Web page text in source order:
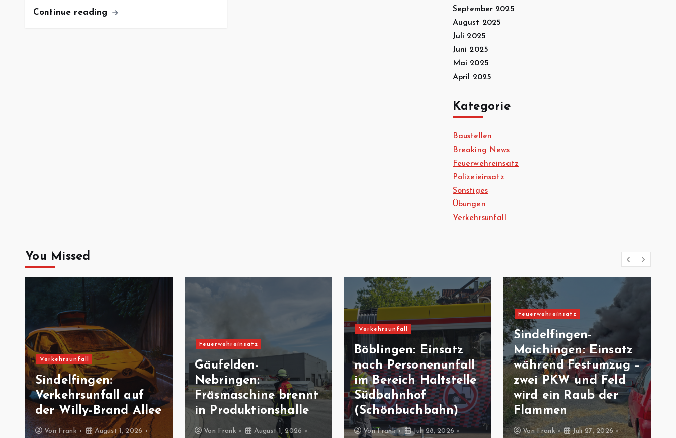
Continue reading
September 2025
August 2025
Juli 2025
Juni 2025
Mai 2025
April 2025
Kategorie
Baustellen
Breaking News
Feuerwehreinsatz
Polizeieinsatz
Sonstiges
Übungen
Verkehrsunfall
You Missed
Verkehrsunfall
Sindelfingen:
Verkehrsunfall auf
der Willy-Brand Allee
VonFrank August 1, 2026
Feuerwehreinsatz
Gäufelden-
Nebringen:
Fräsmaschine brennt
in Produktionshalle
Von Frank August 1, 2026
Verkehrsunfall
Böblingen: Einsatz
nach Personenunfall
im Bereich Haltstelle
Südbahnhof
(Schönbuchbahn)
VonFrank Juli 28, 2026
Feuerwehreinsatz
Sindelfingen-
Maichingen: Einsatz
während Festumzug –
zwei PKW und Feld
wird ein Raub der
Flammen
Von Frank Juli 27, 2026